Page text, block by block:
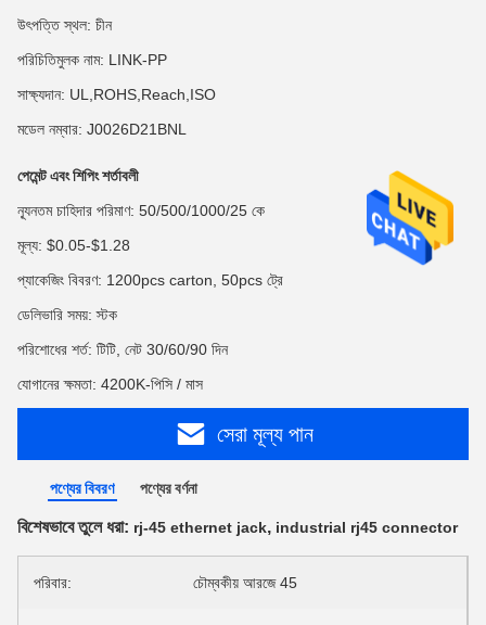
উৎপত্তি স্থল: চীন
পরিচিতিমুলক নাম: LINK-PP
সাক্ষ্যদান: UL,ROHS,Reach,ISO
মডেল নম্বার: J0026D21BNL
পেমেন্ট এবং শিপিং শর্তাবলী
ন্যূনতম চাহিদার পরিমাণ: 50/500/1000/25 কে
মূল্য: $0.05-$1.28
প্যাকেজিং বিবরণ: 1200pcs carton, 50pcs ট্রে
ডেলিভারি সময়: স্টক
পরিশোধের শর্ত: টিটি, নেট 30/60/90 দিন
যোগানের ক্ষমতা: 4200K-পিসি / মাস
সেরা মূল্য পান
পণ্যের বিবরণ পণ্যের বর্ণনা
বিশেষভাবে তুলে ধরা: rj-45 ethernet jack, industrial rj45 connector
পরিবার: চৌম্বকীয় আরজে 45